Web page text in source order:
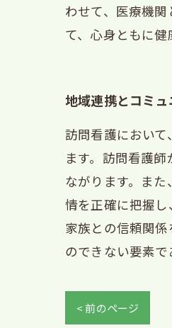
わせて、医療機
て、心身ともに健
地域連携とコミ
訪問看護におい
ます。訪問看護
ながります。ま
情を正確に把握
家族との信頼関
のできない要素で
< 前のページ